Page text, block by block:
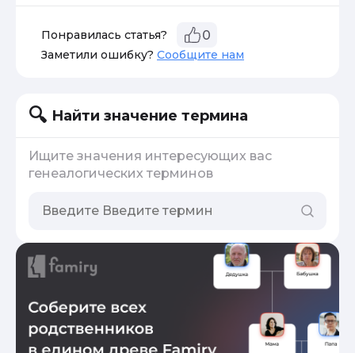
Понравилась статья? 0
Заметили ошибку? Сообщите нам
Найти значение термина
Ищите значения интересующих вас
генеалогических терминов